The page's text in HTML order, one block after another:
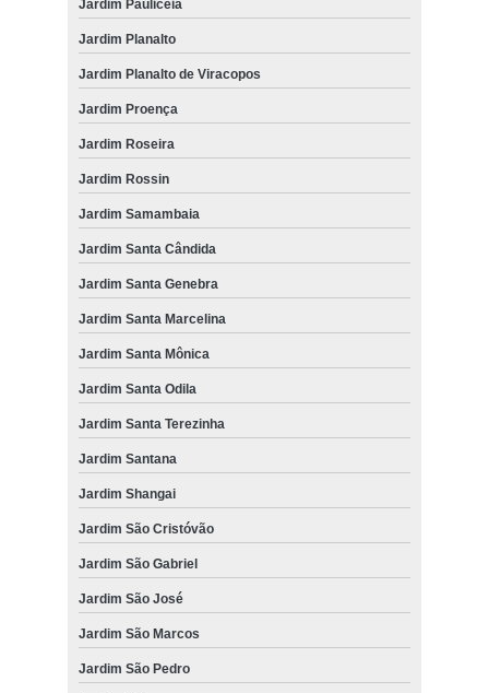
odontologia para animais domésticos orçamento Parque Valença
onde encontrar odontologia para coelhos Vila Palmeiras
onde encontrar odontologia cães e gatos Jardim Nova Itaguaçu
onde tem odontologia para cachorros Jardim Eulina
odontologia para animais exóticos orçamento Jardim Campineiro
odontologia cães e gatos Jardim Capivari
odontologia para coelhos Jardim Pauliceia
odontologia para cachorros Centro
Jardim Pauliceia
Jardim Planalto
Jardim Planalto de Viracopos
Jardim Proença
Jardim Roseira
Jardim Rossin
Jardim Samambaia
Jardim Santa Cândida
Jardim Santa Genebra
Jardim Santa Marcelina
Jardim Santa Mônica
Jardim Santa Odila
Jardim Santa Terezinha
Jardim Santana
Jardim Shangai
Jardim São Cristóvão
Jardim São Gabriel
Jardim São José
Jardim São Marcos
Jardim São Pedro